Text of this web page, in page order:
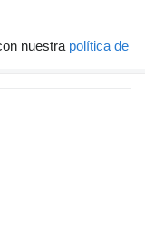
nuestra política de